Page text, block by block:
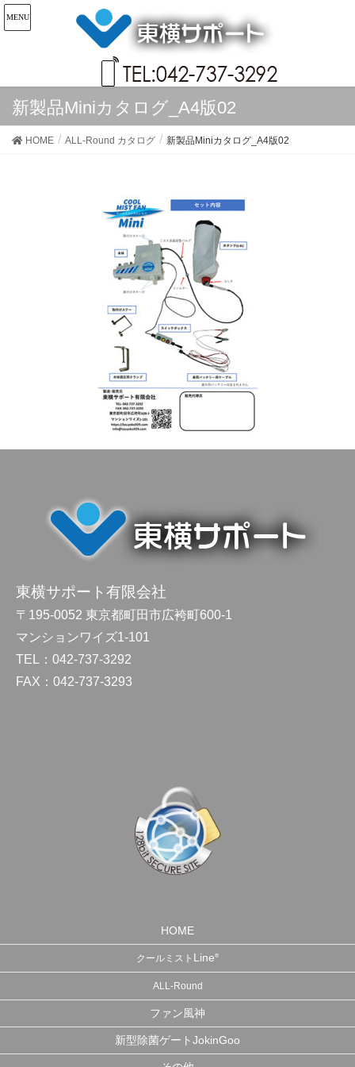
新製品Miniカタログ_A4版02
HOME ALL-Round カタログ 新製品Miniカタログ_A4版02
東横サポート有限会社
〒195-0052 東京都町田市広袴町600-1
マンションワイズ1-101
TEL：042-737-3292
FAX：042-737-3293
HOME
クールミスト Line®
ALL-Round
ファン風神
新型除菌ゲートJokinGoo